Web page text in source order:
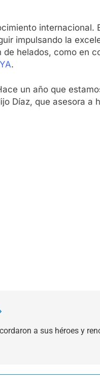
internacional.
impulsando la
helados, como en
.
un año que
Díaz, que asesora a
a sus héroes y